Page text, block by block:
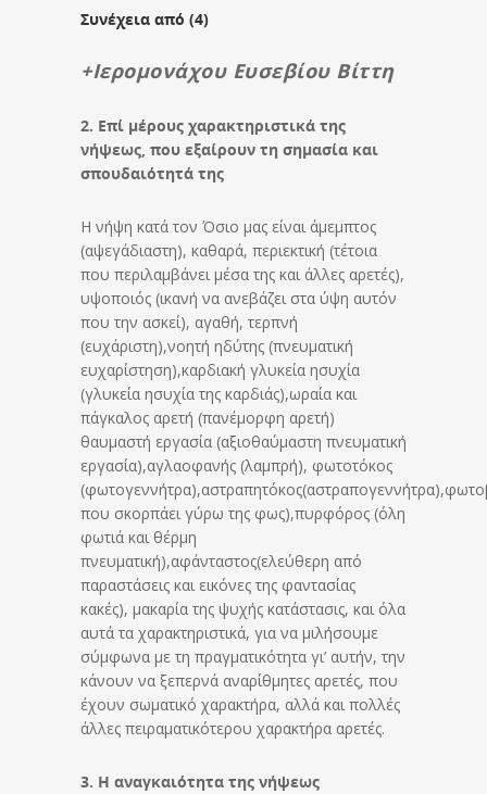
Συνέχεια από (4)
+Ιερομονάχου Ευσεβίου Βίττη
2. Επί μέρους χαρακτηριστικά της
νήψεως, που εξαίρουν τη σημασία και
σπουδαιότητά της
Η νήψη κατά τον Όσιο μας είναι άμεμπτος
(αψεγάδιαστη), καθαρά, περιεκτική (τέτοια
που περιλαμβάνει μέσα της και άλλες αρετές),
υψοποιός (ικανή να ανεβάζει στα ύψη αυτόν
που την ασκεί), αγαθή, τερπνή
(ευχάριστη),νοητή ηδύτης (πνευματική
ευχαρίστηση),καρδιακή γλυκεία ησυχία
(γλυκεία ησυχία της καρδιάς),ωραία και
πάγκαλος αρετή (πανέμορφη αρετή)
θαυμαστή εργασία (αξιοθαύμαστη πνευματική
εργασία),αγλαοφανής (λαμπρή), φωτοτόκος
που σκορπάει γύρω της φως),πυρφόρος (όλη
φωτιά και θέρμη
πνευματική),αφάνταστος(ελεύθερη από
παραστάσεις και εικόνες της φαντασίας
κακές), μακαρία της ψυχής κατάστασις, και όλα
αυτά τα χαρακτηριστικά, για να μιλήσουμε
σύμφωνα με τη πραγματικότητα γι’ αυτήν, την
κάνουν να ξεπερνά αναρίθμητες αρετές, που
έχουν σωματικό χαρακτήρα, αλλά και πολλές
άλλες πειραματικότερου χαρακτήρα αρετές.
3. Η αναγκαιότητα της νήψεως